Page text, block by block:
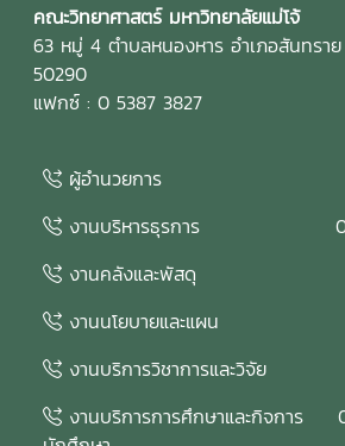
คณะวิทยาศาสตร์ มหาวิทยาลัยแม่โจ้
63 หมู่ 4 ตำบลหนองหาร อำเภอสันทราย
50290
แฟกซ์ : 0 5387 3827
ผู้อำนวยการ
งานบริหารธุรการ
งานคลังและพัสดุ
งานนโยบายและแผน
งานบริการวิชาการและวิจัย
งานบริการการศึกษาและกิจการ